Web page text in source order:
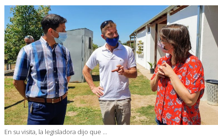
En su visita, la legisladora dijo que …